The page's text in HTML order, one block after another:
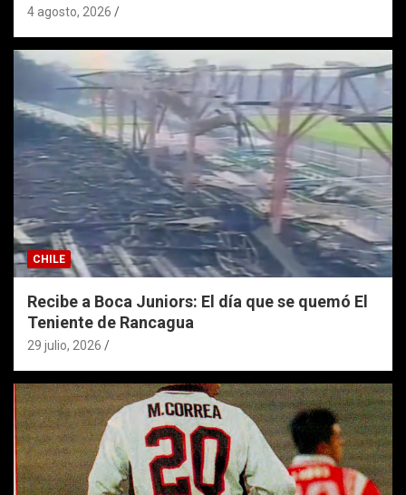
4 agosto, 2026
CHILE
Recibe a Boca Juniors: El día que se quemó El
Teniente de Rancagua
29 julio, 2026